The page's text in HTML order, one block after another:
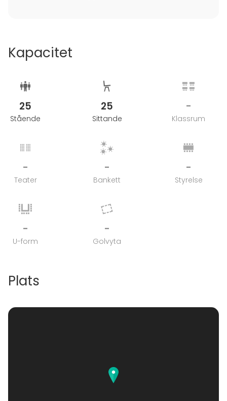
Kapacitet
25
Stående
25
Sittande
-
Klassrum
-
Teater
-
Bankett
-
Styrelse
-
U-form
-
Golvyta
Plats